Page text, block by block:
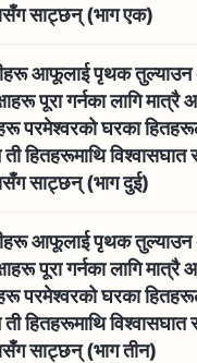
साट्छन् (भाग एक)
आफूलाई पृथक
पूरा गर्नका लागि मात्रै
परमेश्‍वरको घरका
ती हितहरूमाथि
साट्छन् (भाग दुई)
आफूलाई पृथक
पूरा गर्नका लागि मात्रै
परमेश्‍वरको घरका
ती हितहरूमाथि
साट्छन् (भाग तीन)